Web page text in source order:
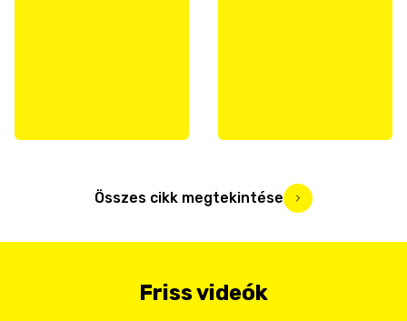
Összes cikk megtekintése
Friss videók